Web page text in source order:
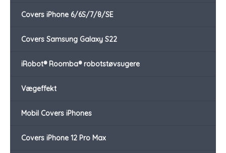
Covers iPhone 6/6S/7/8/SE
Covers Samsung Galaxy S22
iRobot® Roomba® robotstøvsugere
Vægeffekt
Mobil Covers iPhones
Covers iPhone 12 Pro Max